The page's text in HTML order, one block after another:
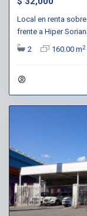
Local en renta
frente a Hiper
2
160.00 m2